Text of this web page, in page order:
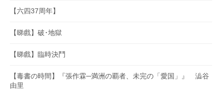
【六四37周年】
【睇戲】破･地獄
【睇戲】臨時決鬥
【毒書の時間】『張作霖─満洲の覇者、未完の「愛国」』 澁谷
由里